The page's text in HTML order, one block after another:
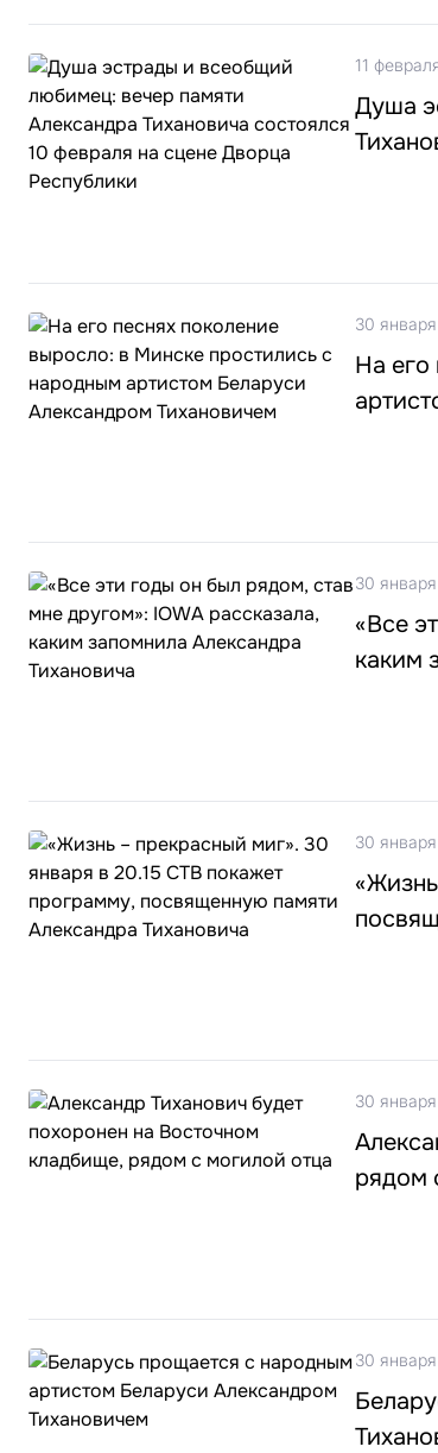
11
Душа
30
На его
30
«Все
каким
30
30
рядом
30